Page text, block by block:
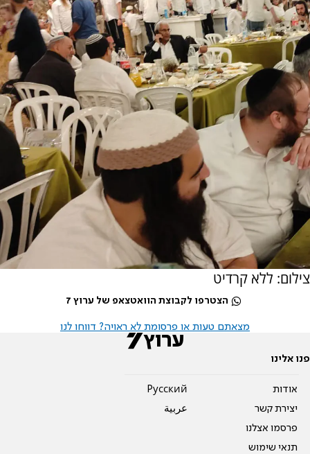
צילום: ללא קרדיט
הצטרפו לקבוצת הוואטצאפ של ערוץ 7
מצאתם טעות או פרסומת לא ראויה? דווחו לנו
פנו אלינו
אודות
יצירת קשר
פרסמו אצלנו
תנאי שימוש
Pусский
عربية